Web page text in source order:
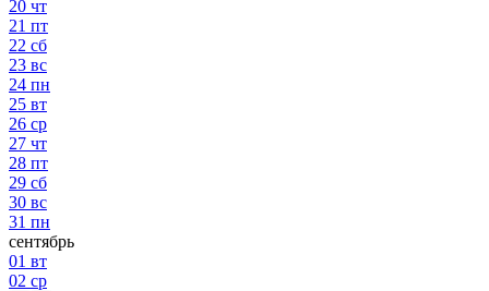
20 чт
21 пт
22 сб
23 вс
24 пн
25 вт
26 ср
27 чт
28 пт
29 сб
30 вс
31 пн
сентябрь
01 вт
02 ср